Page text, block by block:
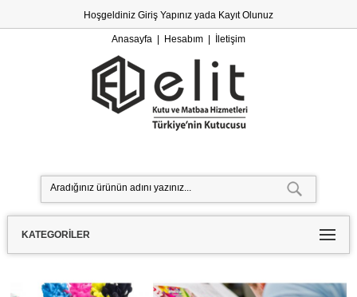
Hoşgeldiniz Giriş Yapınızyada Kayıt Olunuz
Anasayfa| Hesabım| İletişim
KATEGORILER